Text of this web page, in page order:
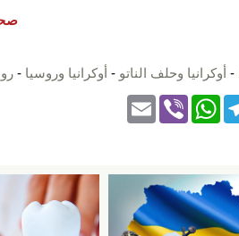
- أوكرانيا وحلف الناتو - أوكرانيا وروسيا -
T
gr
a
W
s
A
Vi